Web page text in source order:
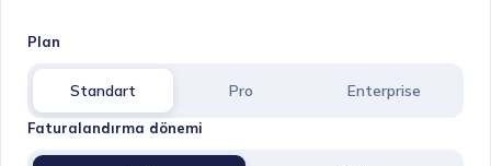
Plan
Standart Pro Enterprise
Faturalandırma dönemi